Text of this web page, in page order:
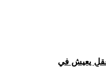
يعيش في